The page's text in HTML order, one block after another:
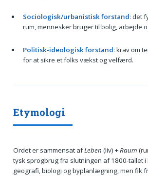
Sociologisk/urbanistisk forstand: det
rum, mennesker bruger til bolig, arbejde
Politisk-ideologisk forstand: krav om
for at sikre et folks vækst og velfærd.
Etymologi
Ordet er sammensat afLeben (liv) +Raum
tysk sprogbrug fra slutningen af 1800-tallet
geografi, biologi og byplanlægning, men fik